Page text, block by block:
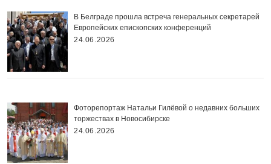
В Белграде прошла встреча генеральных секретарей
Европейских епископских конференций
24.06.2026
Фоторепортаж Натальи Гилёвой о недавних больших
торжествах в Новосибирске
24.06.2026